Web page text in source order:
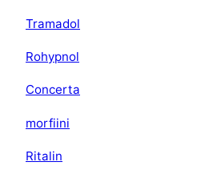
Tramadol
Rohypnol
Concerta
morfiini
Ritalin